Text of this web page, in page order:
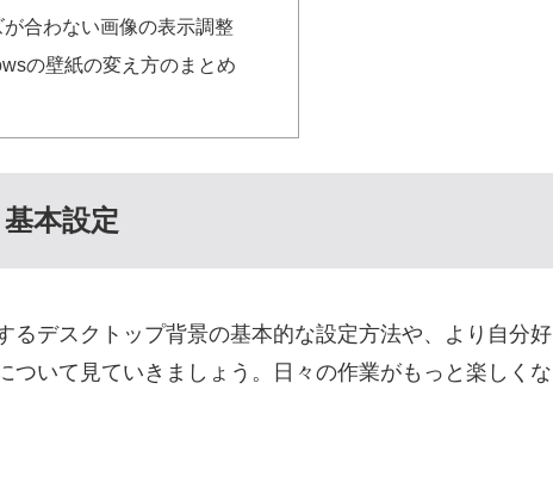
が合わない画像の表示調整
の壁紙の変え方のまとめ
本設定
るデスクトップ背景の基本的な設定方法や、より自分好
ついて見ていきましょう。日々の作業がもっと楽しくな